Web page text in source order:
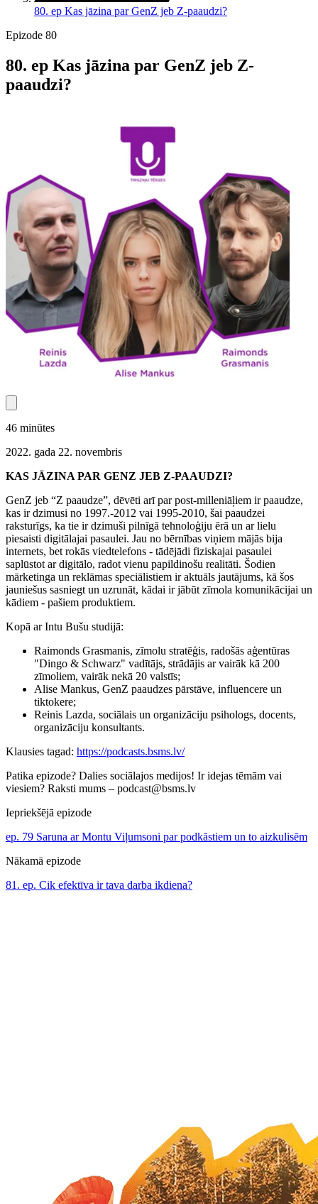
80. ep Kas jāzina par GenZ jeb Z-paaudzi?
Epizode 80
80. ep Kas jāzina par GenZ jeb Z-
paaudzi?
46 minūtes
2022. gada 22. novembris
KAS JĀZINA PAR GENZ JEB Z-PAAUDZI?
GenZ jeb “Z paaudze”, dēvēti arī par post-milleniāļiem ir paaudze,
kas ir dzimusi no 1997.-2012 vai 1995-2010, šai paaudzei
raksturīgs, ka tie ir dzimuši pilnīgā tehnoloģiju ērā un ar lielu
piesaisti digitālajai pasaulei. Jau no bērnības viņiem mājās bija
internets, bet rokās viedtelefons - tādējādi fiziskajai pasaulei
saplūstot ar digitālo, radot vienu papildinošu realitāti. Šodien
mārketinga un reklāmas speciālistiem ir aktuāls jautājums, kā šos
jauniešus sasniegt un uzrunāt, kādai ir jābūt zīmola komunikācijai un
kādiem - pašiem produktiem.
Kopā ar Intu Bušu studijā:
Raimonds Grasmanis, zīmolu stratēģis, radošās aģentūras
"Dingo & Schwarz" vadītājs, strādājis ar vairāk kā 200
zīmoliem, vairāk nekā 20 valstīs;
Alise Mankus, GenZ paaudzes pārstāve, influencere un
tiktokere;
Reinis Lazda, sociālais un organizāciju psihologs, docents,
organizāciju konsultants.
Klausies tagad: https://podcasts.bsms.lv/
Patika epizode? Dalies sociālajos medijos! Ir idejas tēmām vai
viesiem? Raksti mums – podcast@bsms.lv
Iepriekšējā epizode
ep. 79 Saruna ar Montu Viļumsoni par podkāstiem un to aizkulisēm
Nākamā epizode
81. ep. Cik efektīva ir tava darba ikdiena?